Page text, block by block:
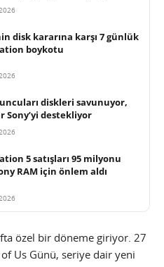
disk kararına karşı 7 günlük
boykotu
diskleri savunuyor,
Sony’yi destekliyor
5 satışları 95 milyonu
RAM için önlem aldı
özel bir döneme giriyor. 27
Us Günü, seriye dair yeni